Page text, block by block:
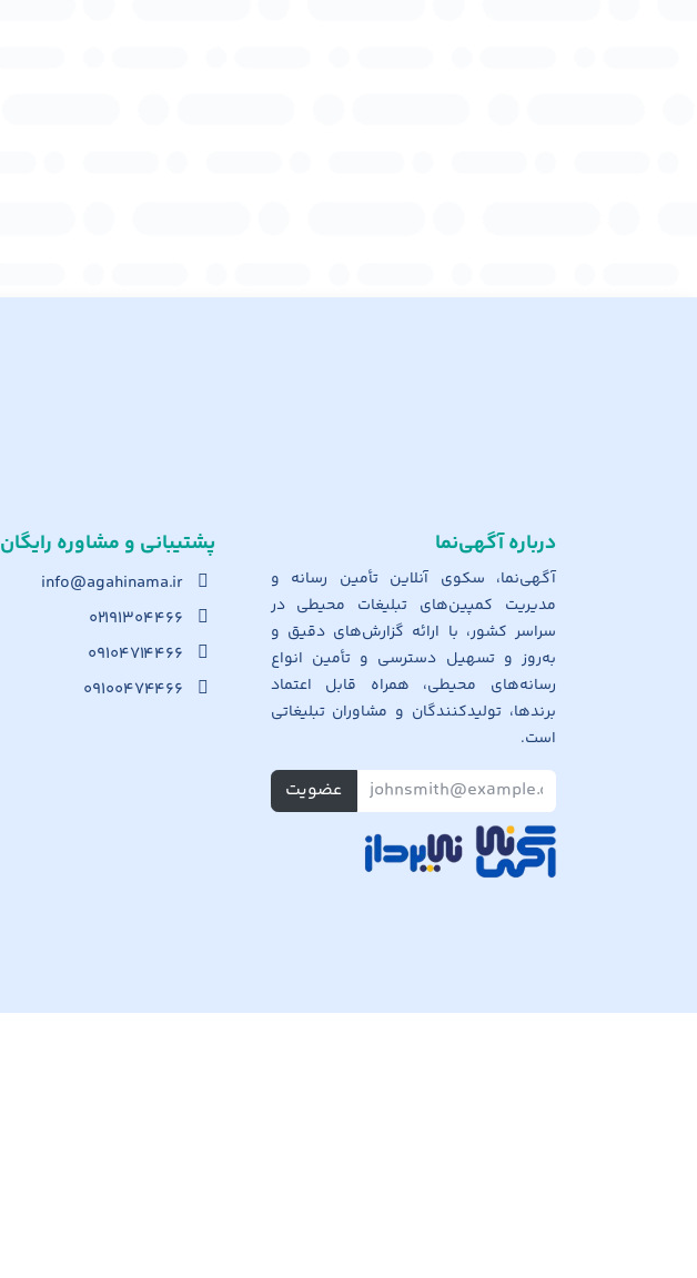
پشتیبانی و مشاوره رایگان
info@agahinama.ir
۰۲۱۹۱۳۰۴۴۶۶
۰۹۱۰۴۷۱۴۴۶۶
۰۹۱۰۰۴۷۴۴۶۶
درباره آگهی‌نما
آگهی‌نما، سکوی آنلاین تأمین رسانه و
مدیریت کمپین‌های تبلیغات محیطی در
سراسر کشور، با ارائه گزارش‌های دقیق و
به‌روز و تسهیل دسترسی و تأمین انواع
رسانه‌های محیطی، همراه قابل اعتماد
برندها، تولیدکنندگان و مشاوران تبلیغاتی
است.
عضویت